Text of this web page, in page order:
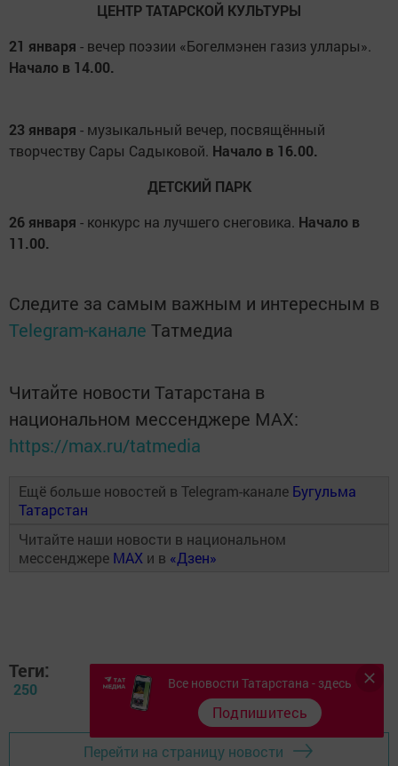
ЦЕНТР ТАТАРСКОЙ КУЛЬТУРЫ
21 января - вечер поэзии «Богелмэнен газиз уллары».
Начало в 14.00.
23 января - музыкальный вечер, посвящённый
творчеству Сары Садыковой. Начало в 16.00.
ДЕТСКИЙ ПАРК
26 января - конкурс на лучшего снеговика. Начало в
11.00.
Следите за самым важным и интересным в
Telegram-канале Татмедиа
Читайте новости Татарстана в
национальном мессенджере MАХ:
https://max.ru/tatmedia
Ещё больше новостей в Telegram-канале Бугульма
Татарстан
Читайте наши новости в национальном
мессенджере MAX и в «Дзен»
Теги:
250
Перейти на страницу новости
Все новости Татарстана - здесь
Подпишитесь